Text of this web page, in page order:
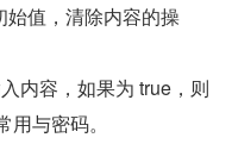
值，清除内容的操
内容，如果为 true，则
与密码。